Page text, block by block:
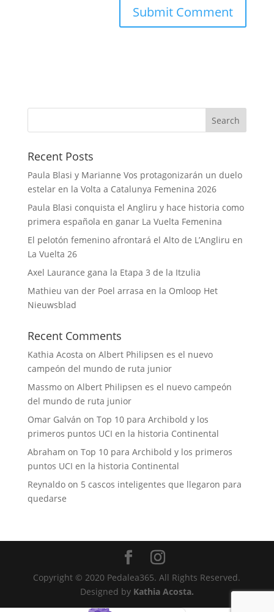
Recent Posts
Paula Blasi y Marianne Vos protagonizarán un duelo
estelar en la Volta a Catalunya Femenina 2026
Paula Blasi conquista el Angliru y hace historia como
primera española en ganar La Vuelta Femenina
El pelotón femenino afrontará el Alto de L’Angliru en
La Vuelta 26
Axel Laurance gana la Etapa 3 de la Itzulia
Mathieu van der Poel arrasa en la Omloop Het
Nieuwsblad
Recent Comments
Kathia Acosta on Albert Philipsen es el nuevo
campeón del mundo de ruta junior
Massmoon Albert Philipsen es el nuevo campeón
del mundo de ruta junior
Omar Galván on Top 10 para Archibold y los
primeros puntos UCI en la historia Continental
Abraham on Top 10 para Archibold y los primeros
puntos UCI en la historia Continental
Reynaldoon 5 cascos inteligentes que llegaron para
quedarse
Copyright © 2020 Pedalea365. All Rights Reserved.
Designed by Kathia Acosta.